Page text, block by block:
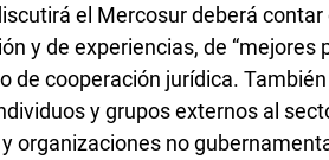
el Mercosur deberá
y de experiencias, de “mejores
de cooperación jurídica.
y grupos externos al
organizaciones no